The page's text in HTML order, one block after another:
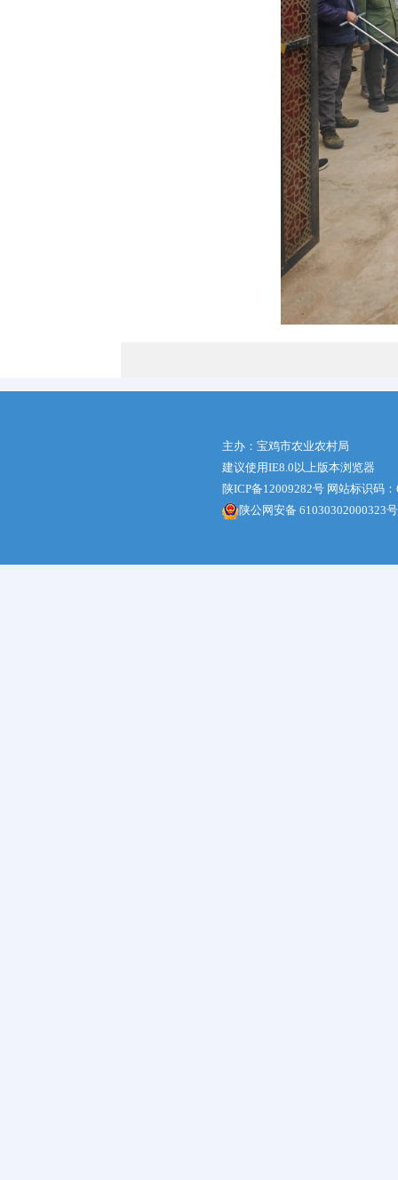
主办：宝鸡市农业农村局
建议使用IE8.0以上版本浏览器
陕ICP备12009282号 网站标识码
陕公网安备 61030302000323号